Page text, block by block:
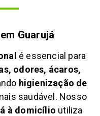
Guarujá
é essencial para
odores, ácaros,
higienização de
saudável. Nosso
à domicílio utiliza